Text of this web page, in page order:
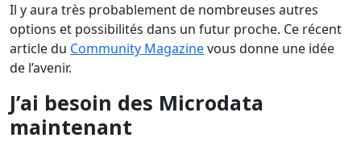
Il y aura très probablement de nombreuses autres
options et possibilités dans un futur proche. Ce récent
article du Community Magazinevous donne une idée
de l’avenir.
J’ai besoin des Microdata
maintenant